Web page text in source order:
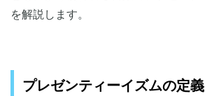
リット
を解説します。
プレゼンティーイズムの定義